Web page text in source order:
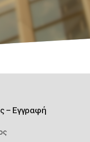
– Εγγραφή